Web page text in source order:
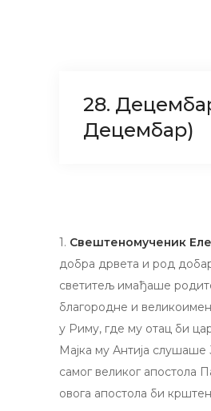
28.
Децембар)
1. Свештеномученик
добра дрвета и род
светитељ имађаше
благородне и
у Риму, где му отац би
Мајка му Антија
самог великог апостола
овога апостола би